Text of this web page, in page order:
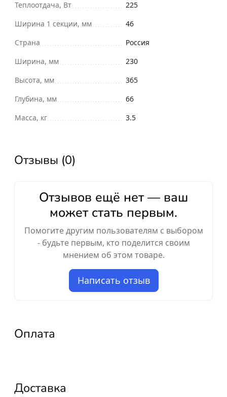
Теплоотдача, Вт
225
Ширина 1 секции, мм
46
Страна
Россия
Ширина, мм
230
Высота, мм
365
Глубина, мм
66
Масса, кг
3.5
Отзывы (0)
Отзывов ещё нет — ваш
может стать первым.
Помогите другим пользователям с выбором
- будьте первым, кто поделится своим
мнением об этом товаре.
Написать отзыв
Оплата
Доставка